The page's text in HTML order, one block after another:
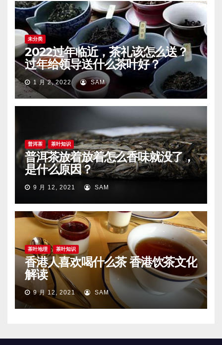
未分类
2022过年临近，茶礼该怎么送？
过年给领导送什么茶叶好？
1 月 2, 2022 SAM
普洱茶 茶叶知识
普洱茶放着放着怎么香味就没了，
是什么原因？
9 月 12, 2021 SAM
茶叶地理 茶叶知识
香港人喜欢喝什么茶 香港饮茶文化
解读
9 月 12, 2021 SAM